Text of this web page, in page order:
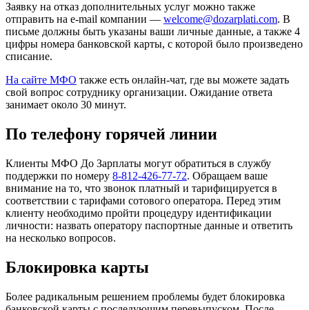
Заявку на отказ дополнительных услуг можно также
отправить на e-mail компании — welcome@dozarplati.com. В
письме должны быть указаны ваши личные данные, а также 4
цифры номера банковской карты, с которой было произведено
списание.
На сайте МФО также есть онлайн-чат, где вы можете задать
свой вопрос сотруднику организации. Ожидание ответа
занимает около 30 минут.
По телефону горячей линии
Клиенты МФО До Зарплаты могут обратиться в службу
поддержки по номеру 8-812-426-77-72. Обращаем ваше
внимание на то, что звонок платный и тарифицируется в
соответствии с тарифами сотового оператора. Перед этим
клиенту необходимо пройти процедуру идентификации
личности: назвать оператору паспортные данные и ответить
на несколько вопросов.
Блокировка карты
Более радикальным решением проблемы будет блокировка